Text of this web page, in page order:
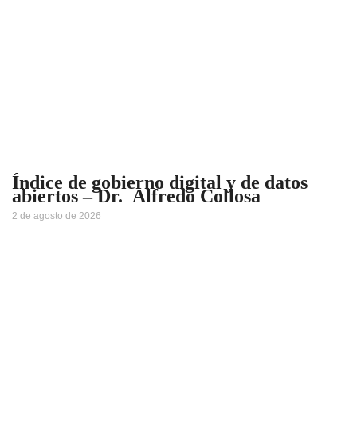
Índice de gobierno digital y de datos
abiertos – Dr. Alfredo Collosa
2 de agosto de 2026